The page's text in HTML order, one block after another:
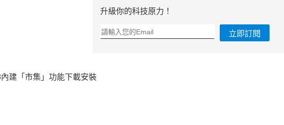
升級你的科技原力！
立即訂閱
建「市集」功能下載安裝